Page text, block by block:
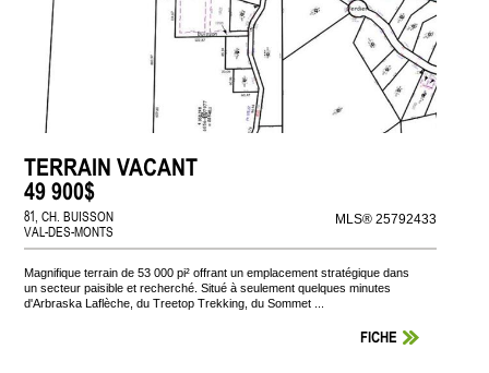
TERRAIN VACANT
49 900$
81, CH. BUISSON
VAL-DES-MONTS
MLS® 25792433
Magnifique terrain de 53 000 pi² offrant un emplacement stratégique dans
un secteur paisible et recherché. Situé à seulement quelques minutes
d'Arbraska Laflèche, du Treetop Trekking, du Sommet ...
FICHE